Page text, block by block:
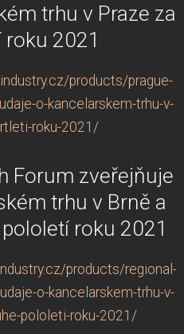
trhu v Praze za
2021
products/prague-
o-kancelarskem-trhu-v-
roku-2021/
Forum zveřejňuje
trhu v Brně a
roku 2021
products/regional-
o-kancelarskem-trhu-v-
pololeti-roku-2021/